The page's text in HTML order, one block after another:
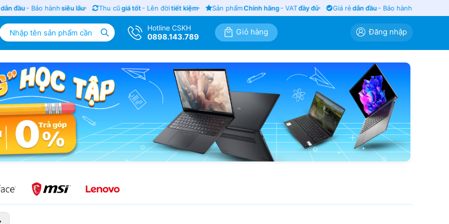
đầu- Bảo hànhsiêu lâu Thu cũ giá tốt- Lên đờitiết kiệm Sản phẩmChính hãng- VATđầy đủ Giá rẻ dẫn đầu- Bảo hànhsiêu lâu
Hotline CSKH
0898.143.789
Giỏ hàng Đăng nhập